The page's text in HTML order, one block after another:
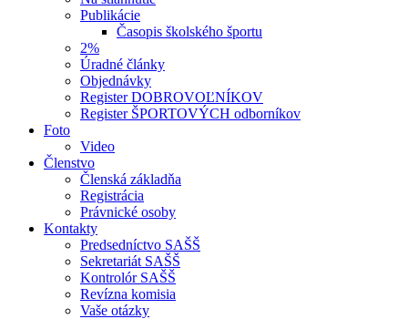
Publikácie
Časopis školského športu
2%
Úradné články
Objednávky
Register DOBROVOĽNÍKOV
Register ŠPORTOVÝCH odborníkov
Foto
Video
Členstvo
Členská základňa
Registrácia
Právnické osoby
Kontakty
Predsedníctvo SAŠŠ
Sekretariát SAŠŠ
Kontrolór SAŠŠ
Revízna komisia
Vaše otázky